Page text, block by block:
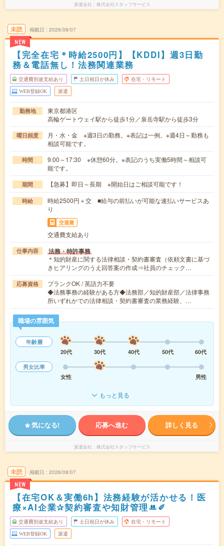
派遣会社 株式会社スタッフサービス
未読
NEW
掲載日 2026/08/07
【完全在宅＊時給2500円】【KDDI】週3日勤
務＆電話無し！法務関連業務
交通費別途支給あり 土日祝日が休み 在宅・リモート
WEB登録OK 派遣
勤務地
東京都港区
高輪ゲートウェイ駅から徒歩1分／泉岳寺駅から徒歩3分
曜日頻度
月・水・金 ※週3日の勤務。※表記は一例。※週4日～勤務も
相談可能です。
時間
9:00～17:30 ※休憩60分。※表記のうち実働5時間～相談可
能です。
期間 【急募】即日～長期 ※開始日はご相談可能です！
時給
時給2500円＋交 ■給与の前払いが可能な速払いサービスあ
り
交通費
交通費支給あり
仕事内容 法務・特許事務
＊知的財産に関する法律相談・契約書審査（依頼文書に基づ
きヒアリングのうえ回答案の作成⇒社員のチェック…
応募資格
ブランクOK / 英語力不要
◆法務事務の経験がある方◆法務部／知的財産部／法律事務
所いずれかでの法律相談・契約書審査の業務経験、…
職場の雰囲気
年齢層
20代
30代 40代 50代
60代
男女比率
女性
男性
もっと見る
気になる! 応募へ進む 詳しく見る
派遣会社 株式会社スタッフサービス
未読
NEW
掲載日 2026/08/07
【在宅OK＆実働6h】法務経験が活かせる！医
療×AI企業✰契約審査や知財管理ꔚ✐
交通費別途支給あり 土日祝日が休み 在宅・リモート
WEB登録OK 派遣